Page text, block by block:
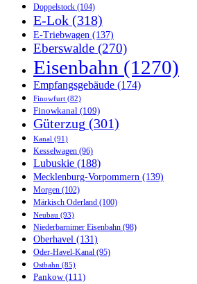
Doppelstock (104)
E-Lok (318)
E-Triebwagen (137)
Eberswalde (270)
Eisenbahn (1270)
Empfangsgebäude (174)
Finowfurt (82)
Finowkanal (109)
Güterzug (301)
Kanal (91)
Kesselwagen (96)
Lubuskie (188)
Mecklenburg-Vorpommern (139)
Morgen (102)
Märkisch Oderland (100)
Neubau (93)
Niederbarnimer Eisenbahn (98)
Oberhavel (131)
Oder-Havel-Kanal (95)
Ostbahn (85)
Pankow(111)